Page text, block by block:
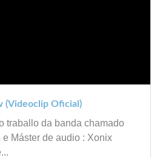
(Videoclip Oficial)
traballo da banda chamado
Máster de audio : Xonix